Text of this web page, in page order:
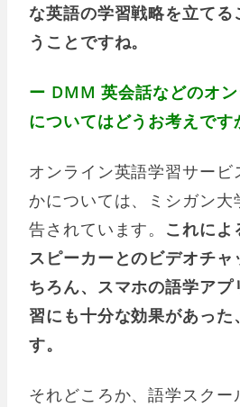
な英語の学習戦略を立てる
うことですね。
ー DMM 英会話などのオ
についてはどうお考えです
オンライン英語学習サービ
かについては、ミシガン大
告されています。 これによ
スピーカーとのビデオチャ
ちろん、スマホの語学ア
習にも十分な効果があっ
す。
それどころか、語学スクー